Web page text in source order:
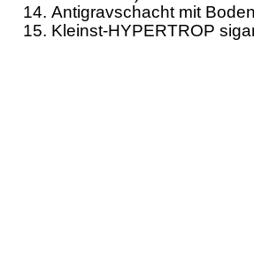
Antigravschacht mit
Kleinst-HYPERTROP